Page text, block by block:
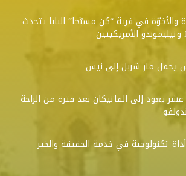
والأخوّة في قرية “كن مسبَّحا” البابا يتحدث
مار شربل إلى نيس
عشر يعود إلى الفاتيكان بعد فترة من الراحة
تكنولوجية في خدمة الحقيقة والخير